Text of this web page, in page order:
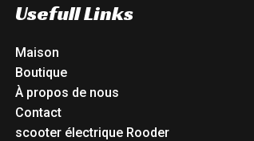
Usefull Links
Maison
Boutique
À propos de nous
Contact
scooter électrique Rooder